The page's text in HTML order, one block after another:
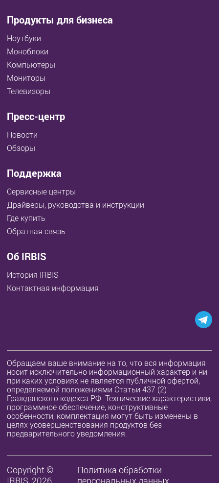
Продукты для бизнеса
Ноутбуки
Моноблоки
Компьютеры
Мониторы
Телевизоры
Пресс-центр
Новости
Обзоры
Поддержка
Сервисные центры
Драйверы, руководства и инструкции
Где купить
Обратная связь
Об IRBIS
История IRBIS
Контактная информация
Обращаем ваше внимание на то, что вся информация
носит исключительно информационный характер и ни
при каких условиях не является публичной офертой,
определяемой положениями Статьи 437 (2)
Гражданского кодекса РФ. Технические характеристики,
программное обеспечение, конструктивные
особенности, комплектация могут быть изменены в
целях усовершенствования продуктов без
предварительного уведомления.
Copyright ©
Политика обработки